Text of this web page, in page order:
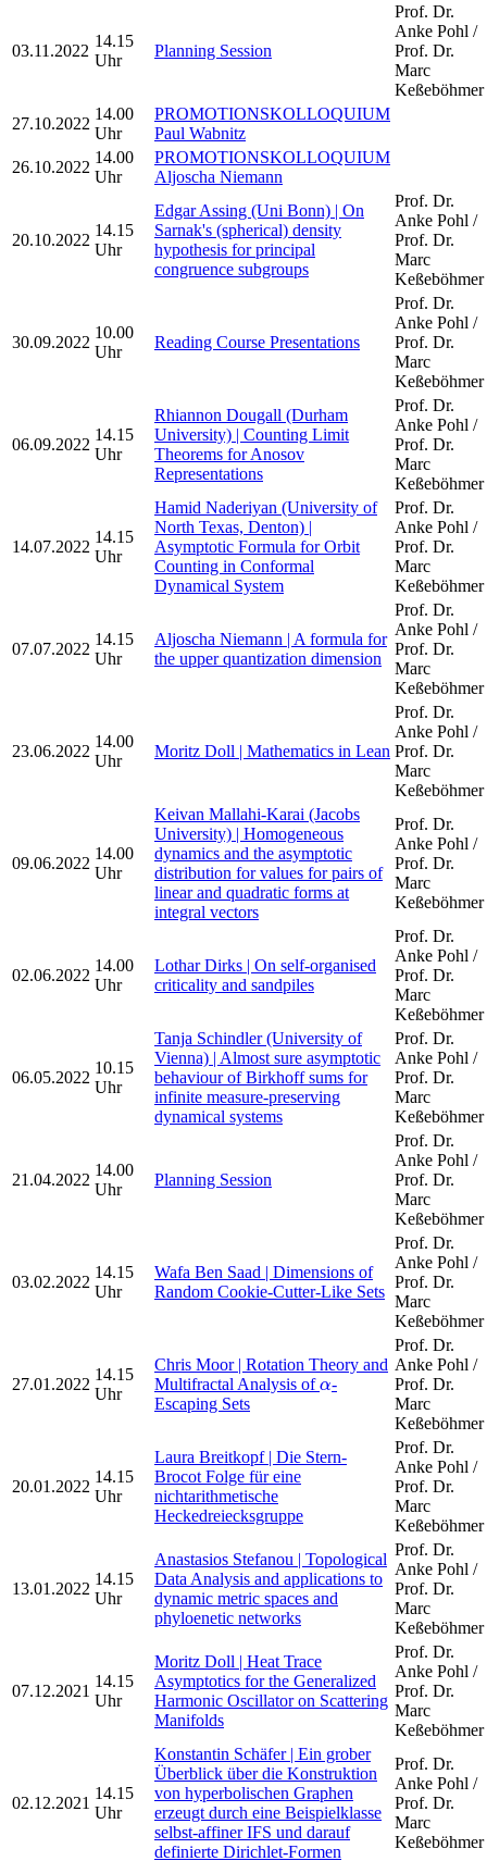
03.11.2022
14.15
Uhr
Planning Session
Prof. Dr.
Anke Pohl /
Prof. Dr.
Marc
Keßeböhmer
27.10.2022
14.00
Uhr
PROMOTIONSKOLLOQUIUM
Paul Wabnitz
26.10.2022
14.00
Uhr
PROMOTIONSKOLLOQUIUM
Aljoscha Niemann
20.10.2022
14.15
Uhr
Edgar Assing (Uni Bonn) | On
Sarnak's (spherical) density
hypothesis for principal
congruence subgroups
Prof. Dr.
Anke Pohl /
Prof. Dr.
Marc
Keßeböhmer
30.09.2022
10.00
Uhr
Reading Course Presentations
Prof. Dr.
Anke Pohl /
Prof. Dr.
Marc
Keßeböhmer
06.09.2022
14.15
Uhr
Rhiannon Dougall (Durham
University) | Counting Limit
Theorems for Anosov
Representations
Prof. Dr.
Anke Pohl /
Prof. Dr.
Marc
Keßeböhmer
14.07.2022
14.15
Uhr
Hamid Naderiyan (University of
North Texas, Denton) |
Asymptotic Formula for Orbit
Counting in Conformal
Dynamical System
Prof. Dr.
Anke Pohl /
Prof. Dr.
Marc
Keßeböhmer
07.07.2022
14.15
Uhr
Aljoscha Niemann | A formula for
the upper quantization dimension
Prof. Dr.
Anke Pohl /
Prof. Dr.
Marc
Keßeböhmer
23.06.2022
14.00
Uhr
Moritz Doll | Mathematics in Lean
Prof. Dr.
Anke Pohl /
Prof. Dr.
Marc
Keßeböhmer
09.06.2022
14.00
Uhr
Keivan Mallahi-Karai (Jacobs
University) | Homogeneous
dynamics and the asymptotic
distribution for values for pairs of
linear and quadratic forms at
integral vectors
Prof. Dr.
Anke Pohl /
Prof. Dr.
Marc
Keßeböhmer
02.06.2022
14.00
Uhr
Lothar Dirks | On self-organised
criticality and sandpiles
Prof. Dr.
Anke Pohl /
Prof. Dr.
Marc
Keßeböhmer
06.05.2022
10.15
Uhr
Tanja Schindler (University of
Vienna) | Almost sure asymptotic
behaviour of Birkhoff sums for
infinite measure-preserving
dynamical systems
Prof. Dr.
Anke Pohl /
Prof. Dr.
Marc
Keßeböhmer
21.04.2022
14.00
Uhr
Planning Session
Prof. Dr.
Anke Pohl /
Prof. Dr.
Marc
Keßeböhmer
03.02.2022
14.15
Uhr
Wafa Ben Saad | Dimensions of
Random Cookie-Cutter-Like Sets
Prof. Dr.
Anke Pohl /
Prof. Dr.
Marc
Keßeböhmer
27.01.2022
14.15
Uhr
Chris Moor | Rotation Theory and
Multifractal Analysis ofα
α-
Escaping Sets
Prof. Dr.
Anke Pohl /
Prof. Dr.
Marc
Keßeböhmer
20.01.2022
14.15
Uhr
Laura Breitkopf | Die Stern-
Brocot Folge für eine
nichtarithmetische
Heckedreiecksgruppe
Prof. Dr.
Anke Pohl /
Prof. Dr.
Marc
Keßeböhmer
13.01.2022
14.15
Uhr
Anastasios Stefanou | Topological
Data Analysis and applications to
dynamic metric spaces and
phyloenetic networks
Prof. Dr.
Anke Pohl /
Prof. Dr.
Marc
Keßeböhmer
07.12.2021
14.15
Uhr
Moritz Doll | Heat Trace
Asymptotics for the Generalized
Harmonic Oscillator on Scattering
Manifolds
Prof. Dr.
Anke Pohl /
Prof. Dr.
Marc
Keßeböhmer
02.12.2021
14.15
Uhr
Konstantin Schäfer | Ein grober
Überblick über die Konstruktion
von hyperbolischen Graphen
erzeugt durch eine Beispielklasse
selbst-affiner IFS und darauf
definierte Dirichlet-Formen
Prof. Dr.
Anke Pohl /
Prof. Dr.
Marc
Keßeböhmer